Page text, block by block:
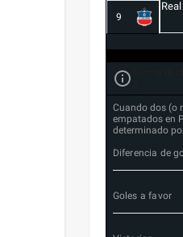
9
Cuando dos (o
empatados en
determinado
Diferencia de
Goles a favor